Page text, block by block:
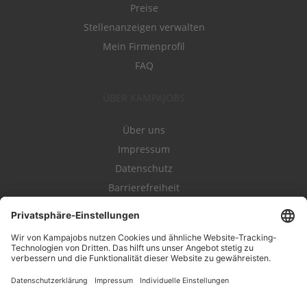
Preise
Stellenanzeigen verwalten
Mein Firmenprofil
FAQ
Über uns
Impressum
Datenschutz
Barrierefreiheit
Kampahire
Kampagnenforum
LeadNow